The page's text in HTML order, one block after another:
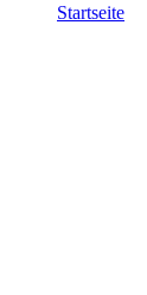
Startseite